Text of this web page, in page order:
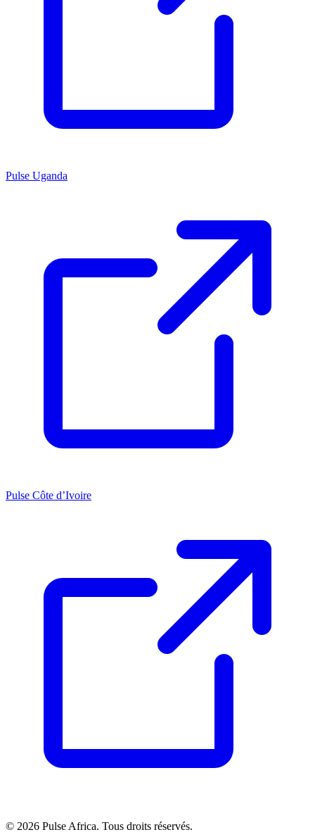
Pulse Uganda
Pulse Côte d’Ivoire
© 2026 Pulse Africa. Tous droits réservés.